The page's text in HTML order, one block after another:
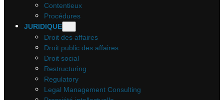
Contentieux
Procédures
JURIDIQUE
Droit des affaires
Droit public des affaires
Droit social
Restructuring
Regulatory
Legal Management Consulting